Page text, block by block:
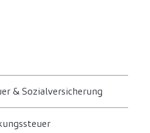
& Sozialversicherung